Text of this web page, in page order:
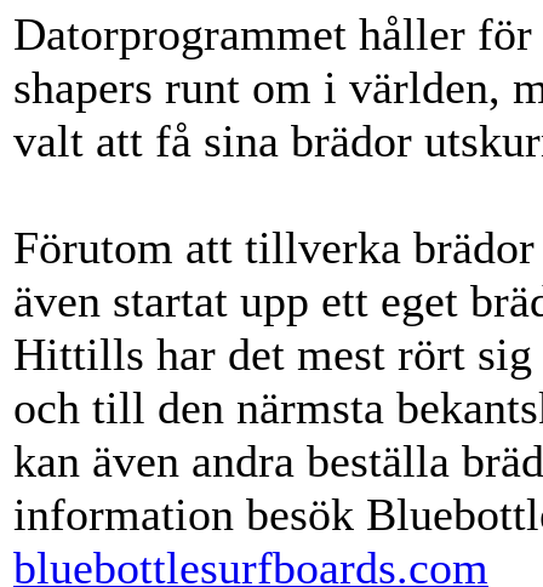
Datorprogrammet håller
shapers runt om i världen,
valt att få sina brädor
Förutom att tillverka
även startat upp ett eget
Hittills har det mest rört
och till den närmsta
kan även andra beställa
information besök
bluebottlesurfboards.com